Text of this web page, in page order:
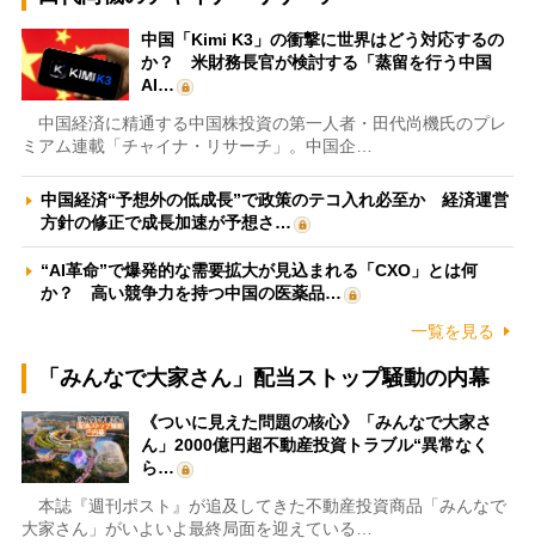
中国「Kimi K3」の衝撃に世界はどう対応するの
か？ 米財務長官が検討する「蒸留を行う中国
AI…
中国経済に精通する中国株投資の第一人者・田代尚機氏のプレ
ミアム連載「チャイナ・リサーチ」。中国企…
中国経済“予想外の低成長”で政策のテコ入れ必至か 経済運営
方針の修正で成長加速が予想さ…
“AI革命”で爆発的な需要拡大が見込まれる「CXO」とは何
か？ 高い競争力を持つ中国の医薬品…
一覧を見る
「みんなで大家さん」配当ストップ騒動の内幕
《ついに見えた問題の核心》「みんなで大家さ
ん」2000億円超不動産投資トラブル“異常なく
ら…
本誌『週刊ポスト』が追及してきた不動産投資商品「みんなで
大家さん」がいよいよ最終局面を迎えている…